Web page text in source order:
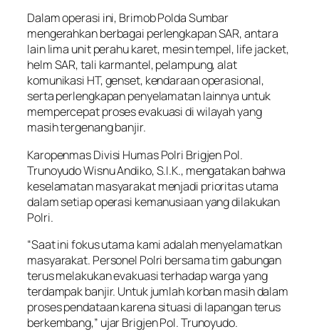
Dalam operasi ini, Brimob Polda Sumbar
mengerahkan berbagai perlengkapan SAR, antara
lain lima unit perahu karet, mesin tempel, life jacket,
helm SAR, tali karmantel, pelampung, alat
komunikasi HT, genset, kendaraan operasional,
serta perlengkapan penyelamatan lainnya untuk
mempercepat proses evakuasi di wilayah yang
masih tergenang banjir.
Karopenmas Divisi Humas Polri Brigjen Pol.
Trunoyudo Wisnu Andiko, S.I.K., mengatakan bahwa
keselamatan masyarakat menjadi prioritas utama
dalam setiap operasi kemanusiaan yang dilakukan
Polri.
“Saat ini fokus utama kami adalah menyelamatkan
masyarakat. Personel Polri bersama tim gabungan
terus melakukan evakuasi terhadap warga yang
terdampak banjir. Untuk jumlah korban masih dalam
proses pendataan karena situasi di lapangan terus
berkembang,” ujar Brigjen Pol. Trunoyudo.